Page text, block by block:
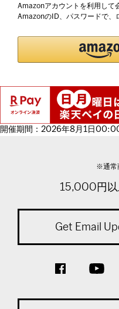
Amazonアカウントを利用して
AmazonのID、パスワードで、
開催期間：2026年8月1日
※通常
15,000円以
Get Email